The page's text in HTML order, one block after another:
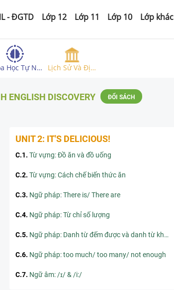
- ĐGTD Lớp 12 Lớp 11 Lớp 10 Lớp khác
Học Tự N… Lịch Sử Và Đị…
ENGLISH DISCOVERY ĐỔI SÁCH
UNIT 2: IT'S DELICIOUS!
C.1. Từ vựng: Đồ ăn và đồ uống
C.2. Từ vựng: Cách chế biến thức ăn
C.3. Ngữ pháp: There is/ There are
C.4. Ngữ pháp: Từ chỉ số lượng
C.5. Ngữ pháp: Danh từ đếm được và danh từ không đếm được
C.6. Ngữ pháp: too much/ too many/ not enough
C.7. Ngữ âm: /ɪ/ & /i:/